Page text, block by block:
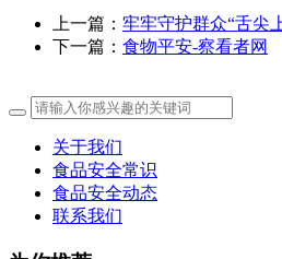
上一篇： 牢牢守护群众“舌尖
下一篇： 食物平安-察看者网
关于我们
食品安全常识
食品安全动态
联系我们